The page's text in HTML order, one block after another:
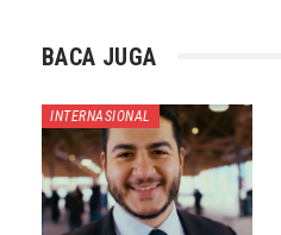
BACA JUGA
INTERNASIONAL